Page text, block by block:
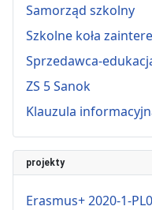
Samorząd szkolny
Szkolne koła
Sprzedawca-
ZS 5 Sanok
Klauzula
projekty
Erasmus+ 2020-1-